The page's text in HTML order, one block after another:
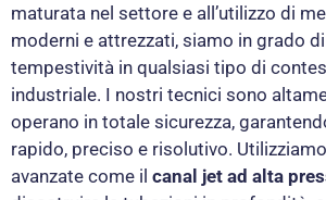
maturata nel settore e all’utilizzo di
moderni e attrezzati, siamo in grado
tempestività in qualsiasi tipo di
industriale. I nostri tecnici sono
operano in totale sicurezza,
rapido, preciso e risolutivo.
avanzate come il canal jet ad alta